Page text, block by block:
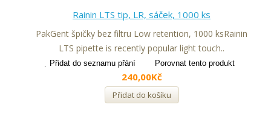
Rainin LTS tip, LR, sáček, 1000 ks
PakGent špičky bez filtru Low retention, 1000 ksRainin
LTS pipette is recently popular light touch..
Přidat do seznamu přání Porovnat tento produkt
240,00Kč
Přidat do košíku